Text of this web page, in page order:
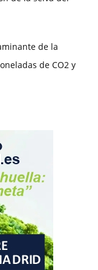
de la
de CO2 y